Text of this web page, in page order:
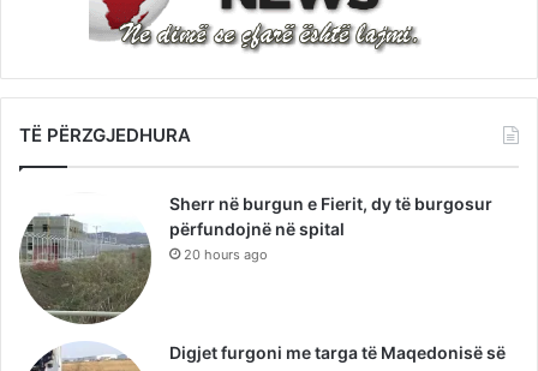
TË PËRZGJEDHURA
Sherr në burgun e Fierit, dy të burgosur
përfundojnë në spital
20 hours ago
Digjet furgoni me targa të Maqedonisë së